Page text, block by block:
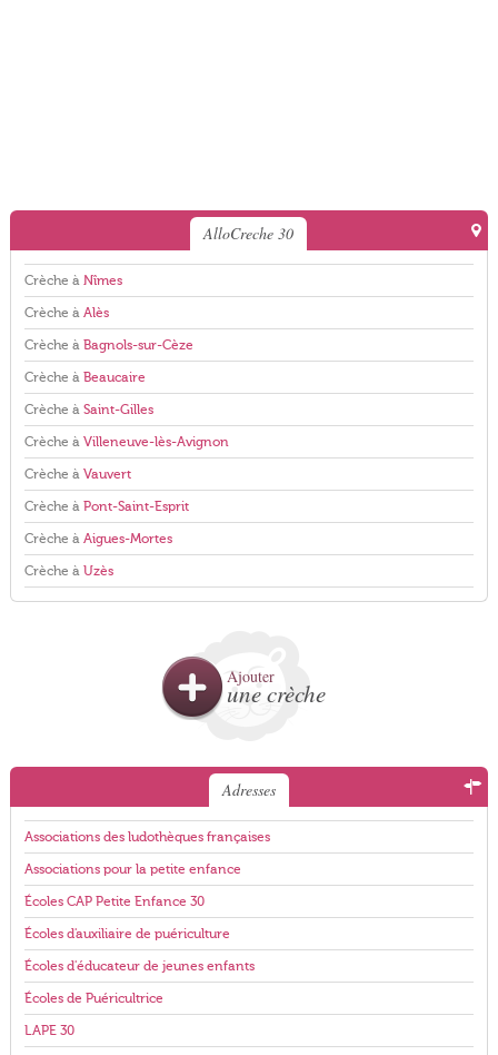
AlloCreche 30
Crèche à Nîmes
Crèche à Alès
Crèche à Bagnols-sur-Cèze
Crèche à Beaucaire
Crèche à Saint-Gilles
Crèche à Villeneuve-lès-Avignon
Crèche à Vauvert
Crèche à Pont-Saint-Esprit
Crèche à Aigues-Mortes
Crèche à Uzès
Ajouter
une crèche
Adresses
Associations des ludothèques françaises
Associations pour la petite enfance
Écoles CAP Petite Enfance 30
Écoles d'auxiliaire de puériculture
Écoles d'éducateur de jeunes enfants
Écoles de Puéricultrice
LAPE 30